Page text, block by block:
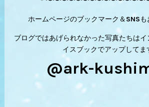
ホームページのブックマーク＆SNSも
ブログではあげられなかった写真たちは
イスブックでアップしてま
@ark-